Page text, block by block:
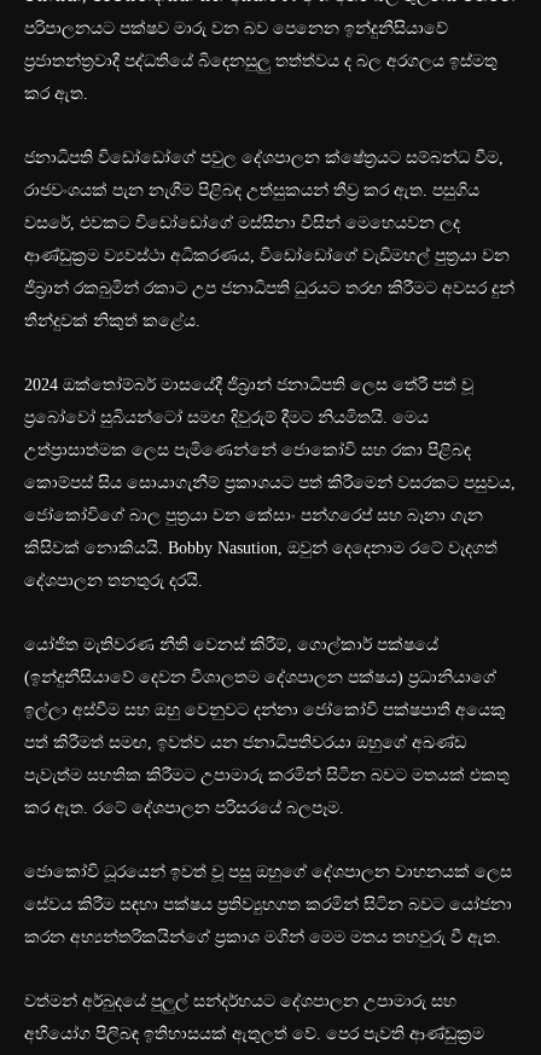
පරිපාලනයට පක්ෂව මාරු වන බව පෙනෙන ඉන්දුනීසියාවේ
ප්‍රජාතන්ත්‍රවාදී පද්ධතියේ බිඳෙනසුලු තත්ත්වය ද බල අරගලය ඉස්මතු
කර ඇත.
ජනාධිපති විඩෝඩෝගේ පවුල දේශපාලන ක්ෂේත්‍රයට සම්බන්ධ වීම,
රාජවංශයක් පැන නැගීම පිළිබඳ උත්සුකයන් තීව්‍ර කර ඇත. පසුගිය
වසරේ, එවකට විඩෝඩෝගේ මස්සිනා විසින් මෙහෙයවන ලද
ආණ්ඩුක්‍රම ව්‍යවස්ථා අධිකරණය, විඩෝඩෝගේ වැඩිමහල් පුත්‍රයා වන
ජිබ්‍රාන් රකබුමින් රකාට උප ජනාධිපති ධුරයට තරඟ කිරීමට අවසර දුන්
තීන්දුවක් නිකුත් කළේය.
2024 ඔක්තෝම්බර් මාසයේදී ජිබ්‍රාන් ජනාධිපති ලෙස තේරී පත් වූ
ප්‍රබෝවෝ සුබියන්ටෝ සමඟ දිවුරුම් දීමට නියමිතයි. මෙය
උත්ප්‍රාසාත්මක ලෙස පැමිණෙන්නේ ජොකෝවි සහ රකා පිළිබඳ
කොම්පස් සිය සොයාගැනීම් ප්‍රකාශයට පත් කිරීමෙන් වසරකට පසුවය,
ජෝකෝවිගේ බාල පුත්‍රයා වන කේසාං පන්ගරෙප් සහ බෑනා ගැන
කිසිවක් නොකියයි. Bobby Nasution, ඔවුන් දෙදෙනාම රටේ වැදගත්
දේශපාලන තනතුරු දරයි.
යෝජිත මැතිවරණ නීති වෙනස් කිරීම්, ගොල්කාර් පක්ෂයේ
(ඉන්දුනීසියාවේ දෙවන විශාලතම දේශපාලන පක්ෂය) ප්‍රධානියාගේ
ඉල්ලා අස්වීම සහ ඔහු වෙනුවට දන්නා ජෝකෝවි පක්ෂපාතී අයෙකු
පත් කිරීමත් සමඟ, ඉවත්ව යන ජනාධිපතිවරයා ඔහුගේ අඛණ්ඩ
පැවැත්ම සහතික කිරීමට උපාමාරු කරමින් සිටින බවට මතයක් එකතු
කර ඇත. රටේ දේශපාලන පරිසරයේ බලපෑම.
ජොකෝවි ධූරයෙන් ඉවත් වූ පසු ඔහුගේ දේශපාලන වාහනයක් ලෙස
සේවය කිරීම සඳහා පක්ෂය ප්‍රතිව්‍යුහගත කරමින් සිටින බවට යෝජනා
කරන අභ්‍යන්තරිකයින්ගේ ප්‍රකාශ මගින් මෙම මතය තහවුරු වී ඇත.
වත්මන් අර්බුදයේ පුලුල් සන්දර්භයට දේශපාලන උපාමාරු සහ
අභියෝග පිලිබඳ ඉතිහාසයක් ඇතුලත් වේ. පෙර පැවති ආණ්ඩුක්‍රම